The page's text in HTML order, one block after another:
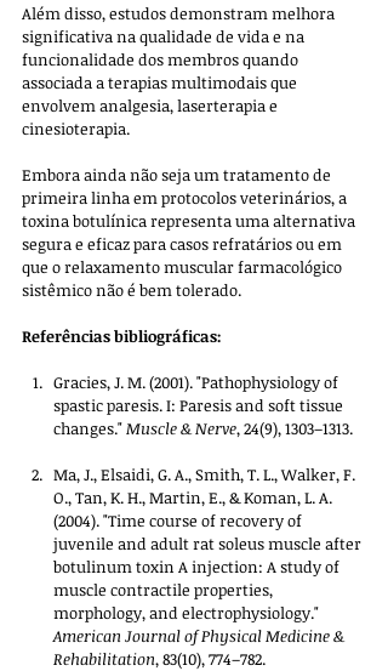
Além disso, estudos demonstram melhora
significativa na qualidade de vida e na
funcionalidade dos membros quando
associada a terapias multimodais que
envolvem analgesia, laserterapia e
cinesioterapia.
Embora ainda não seja um tratamento de
primeira linha em protocolos veterinários, a
toxina botulínica representa uma alternativa
segura e eficaz para casos refratários ou em
que o relaxamento muscular farmacológico
sistêmico não é bem tolerado.
Referências bibliográficas:
Gracies, J. M. (2001). "Pathophysiology of
spastic paresis. I: Paresis and soft tissue
changes." Muscle & Nerve, 24(9), 1303–1313.
Ma, J., Elsaidi, G. A., Smith, T. L., Walker, F.
O., Tan, K. H., Martin, E., & Koman, L. A.
(2004). "Time course of recovery of
juvenile and adult rat soleus muscle after
botulinum toxin A injection: A study of
muscle contractile properties,
morphology, and electrophysiology."
American Journal of Physical Medicine &
Rehabilitation, 83(10), 774–782.